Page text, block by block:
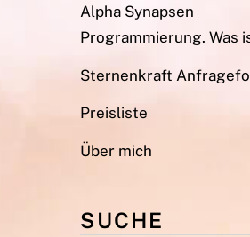
Alpha Synapsen
Programmierung. Was
Sternenkraft
Preisliste
Über mich
SUCHE